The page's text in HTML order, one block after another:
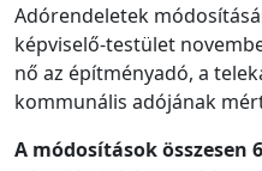
Adórendeletek
képviselő-testület
nő az építményadó, a
kommunális adójának
A módosítások összesen